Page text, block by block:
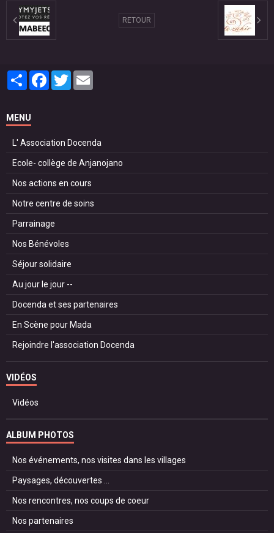
RETOUR
PartagerFacebook
Twitter
MENU
L' Association Docenda
Ecole- collège de Anjanojano
Nos actions en cours
Notre centre de soins
Parrainage
Nos Bénévoles
Séjour solidaire
Au jour le jour --
Docenda et ses partenaires
En Scène pour Mada
Rejoindre l'association Docenda
VIDÉOS
Vidéos
ALBUM PHOTOS
Nos événements, nos visites dans les villages
Paysages, découvertes ...
Nos rencontres, nos coups de coeur
Nos partenaires